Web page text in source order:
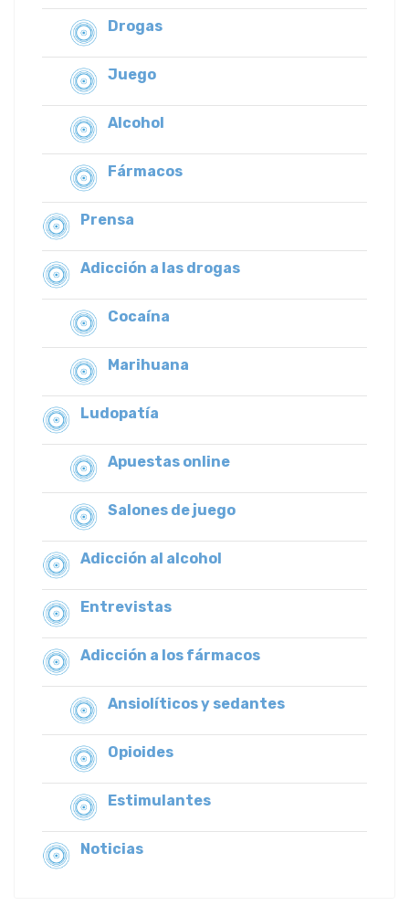
Drogas
Juego
Alcohol
Fármacos
Prensa
Adicción a las drogas
Cocaína
Marihuana
Ludopatía
Apuestas online
Salones de juego
Adicción al alcohol
Entrevistas
Adicción a los fármacos
Ansiolíticos y sedantes
Opioides
Estimulantes
Noticias